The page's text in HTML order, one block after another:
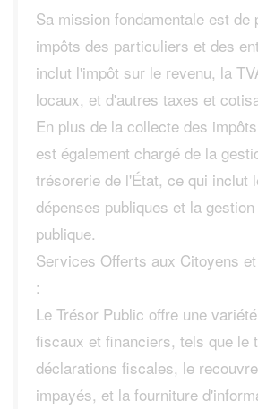
Sa mission fondamentale est de
impôts des particuliers et des
inclut l'impôt sur le revenu, la
locaux, et d'autres taxes et
En plus de la collecte des
est également chargé de la
trésorerie de l'État, ce qui inclut
dépenses publiques et la
publique.
Services Offerts aux Citoyens
:
Le Trésor Public offre une
fiscaux et financiers, tels que le
déclarations fiscales, le
impayés, et la fourniture